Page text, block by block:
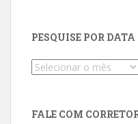
PESQUISE POR DATA
Pesquise
FALE COM